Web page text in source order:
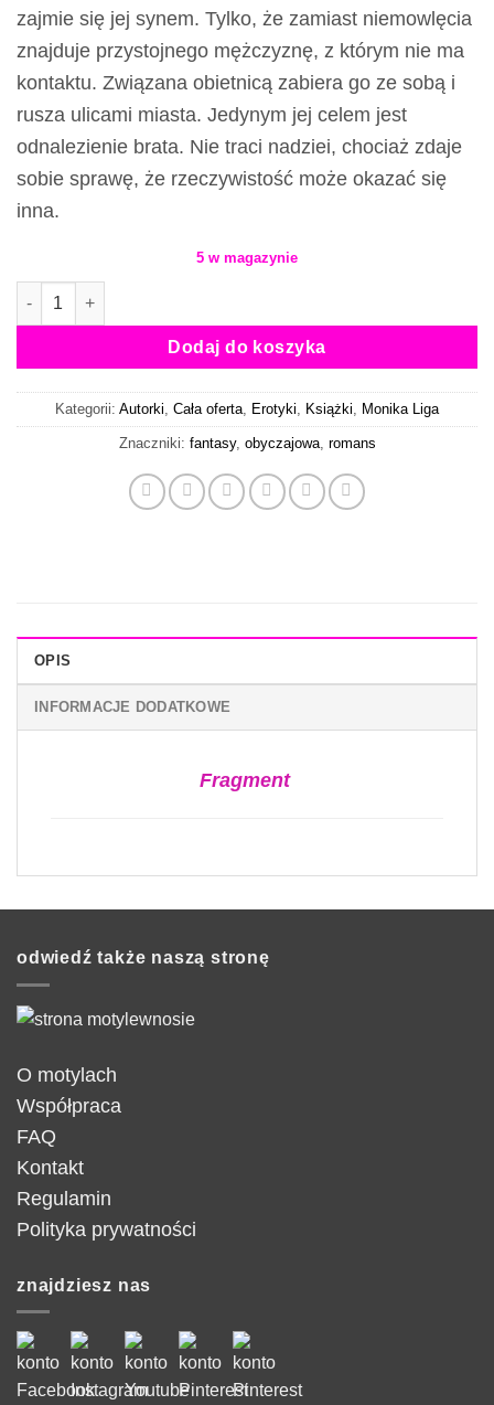
zajmie się jej synem. Tylko, że zamiast niemowlęcia
znajduje przystojnego mężczyznę, z którym nie ma
kontaktu. Związana obietnicą zabiera go ze sobą i
rusza ulicami miasta. Jedynym jej celem jest
odnalezienie brata. Nie traci nadziei, chociaż zdaje
sobie sprawę, że rzeczywistość może okazać się
inna.
5 w magazynie
ilość Biała - książka
Dodaj do koszyka
Kategorii: Autorki Cała oferta Erotyki Książki Monika Liga
Znaczniki: fantasy, obyczajowa, romans
OPIS
INFORMACJE DODATKOWE
Fragment
odwiedź także naszą stronę
O motylach
Współpraca
FAQ
Kontakt
Regulamin
Polityka prywatności
znajdziesz nas